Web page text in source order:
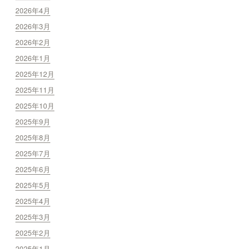
2026年4月
2026年3月
2026年2月
2026年1月
2025年12月
2025年11月
2025年10月
2025年9月
2025年8月
2025年7月
2025年6月
2025年5月
2025年4月
2025年3月
2025年2月